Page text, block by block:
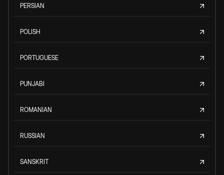
PERSIAN
POLISH
PORTUGUESE
PUNJABI
ROMANIAN
RUSSIAN
SANSKRIT